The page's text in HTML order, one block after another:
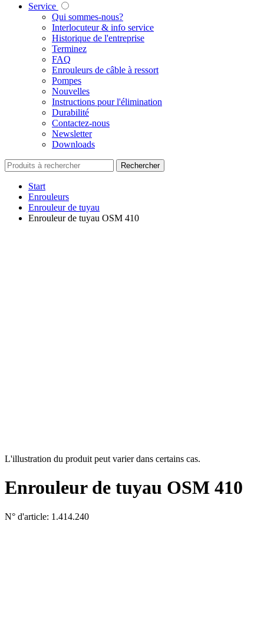
Service
Qui sommes-nous?
Interlocuteur & info service
Historique de l'entreprise
Terminez
FAQ
Enrouleurs de câble à ressort
Pompes
Nouvelles
Instructions pour l'élimination
Durabilité
Contactez-nous
Newsletter
Downloads
Rechercher
Start
Enrouleurs
Enrouleur de tuyau
Enrouleur de tuyau OSM 410
L'illustration du produit peut varier dans certains cas.
Enrouleur de tuyau OSM 410
N° d'article: 1.414.240